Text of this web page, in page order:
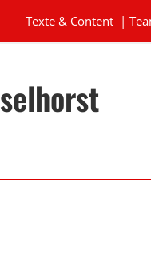
Texte & Content|